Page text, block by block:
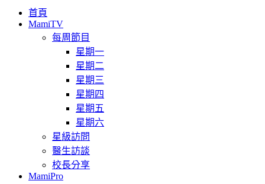
首頁
MamiTV
每周節目
星期一
星期二
星期三
星期四
星期五
星期六
星級訪問
醫生訪談
校長分享
MamiPro